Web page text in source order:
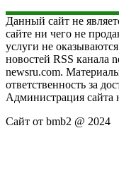
Данный сайт не
сайте ни чего не
услуги не
новостей RSS канала
newsru.com.
ответственность за
Администрация сайта
Сайт от bmb2 @ 2024